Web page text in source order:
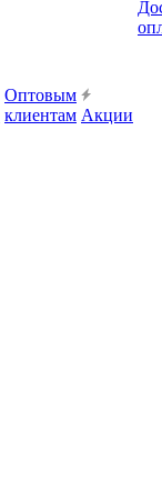
Оптовым
клиентам Акции